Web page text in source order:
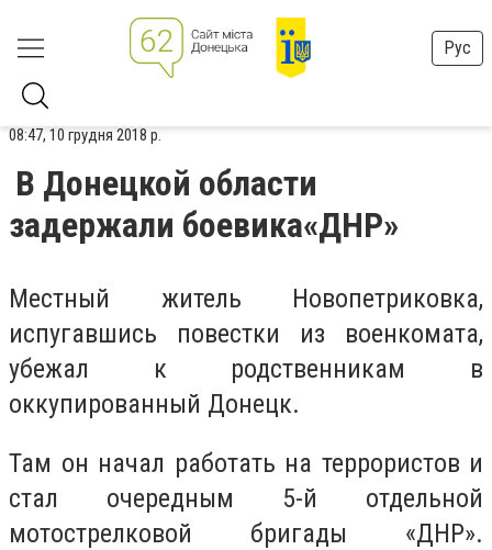
Рус
08:47, 10 грудня 2018 р.
В Донецкой области
задержали боевика«ДНР»
Местный житель Новопетриковка,
испугавшись повестки из военкомата,
убежал к родственникам в
оккупированный Донецк.
Там он начал работать на террористов и
стал очередным 5-й отдельной
мотострелковой бригады «ДНР».